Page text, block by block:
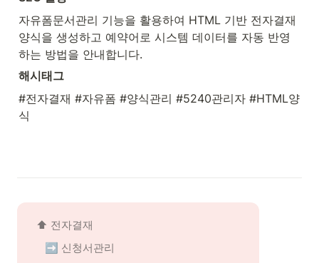
자유폼문서관리 기능을 활용하여 HTML 기반 전자결재
양식을 생성하고 예약어로 시스템 데이터를 자동 반영
하는 방법을 안내합니다.
해시태그
#전자결재 #자유폼 #양식관리 #5240관리자 #HTML양
식
⬆️ 전자결재
➡️ 신청서관리